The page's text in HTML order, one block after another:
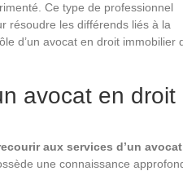
Ce type de professionnel
résoudre les différends liés à la
d’un avocat en droit immobilier
avocat en droit
aux services d’un avocat
une connaissance